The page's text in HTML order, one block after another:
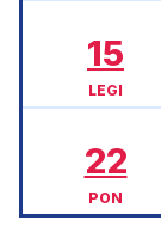
15
LEGI
22
PON